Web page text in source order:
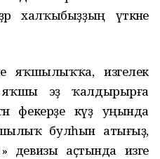
халҡыбыҙҙың үткәне
яҡшылыҡҡа, изгелек
яҡшы эҙ ҡалдырырға
фекерҙе күҙ уңында
булһын атығыҙ,
девизы аҫтында изге